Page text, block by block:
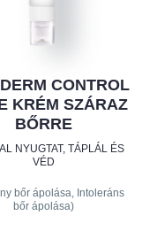
CONTROL
KRÉM SZÁRAZ
BŐRRE
NYUGTAT, TÁPLÁL ÉS
VÉD
bőr ápolása, Intoleráns
bőr ápolása)